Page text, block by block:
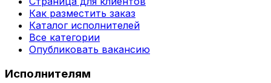
Как разместить заказ
Каталог исполнителей
Все категории
Опубликовать вакансию
Исполнителям